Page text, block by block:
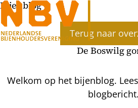
Bijenblog
Terug naar
De Boswilg
Welkom op het bijenblog.
blogbericht.